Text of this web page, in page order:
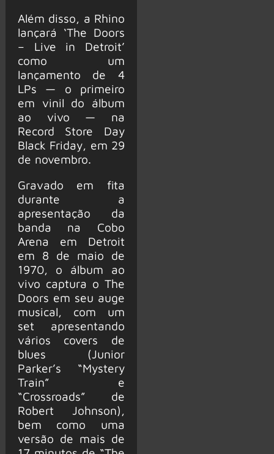
Além disso, a Rhino
lançará ‘The Doors
– Live in Detroit’
como um
lançamento de 4
LPs — o primeiro
em vinil do álbum
ao vivo — na
Record Store Day
Black Friday, em 29
de novembro.
Gravado em fita
durante a
apresentação da
banda na Cobo
Arena em Detroit
em 8 de maio de
1970, o álbum ao
vivo captura o The
Doors em seu auge
musical, com um
set apresentando
vários covers de
blues (Junior
Parker’s “Mystery
Train” e
“Crossroads” de
Robert Johnson),
bem como uma
versão de mais de